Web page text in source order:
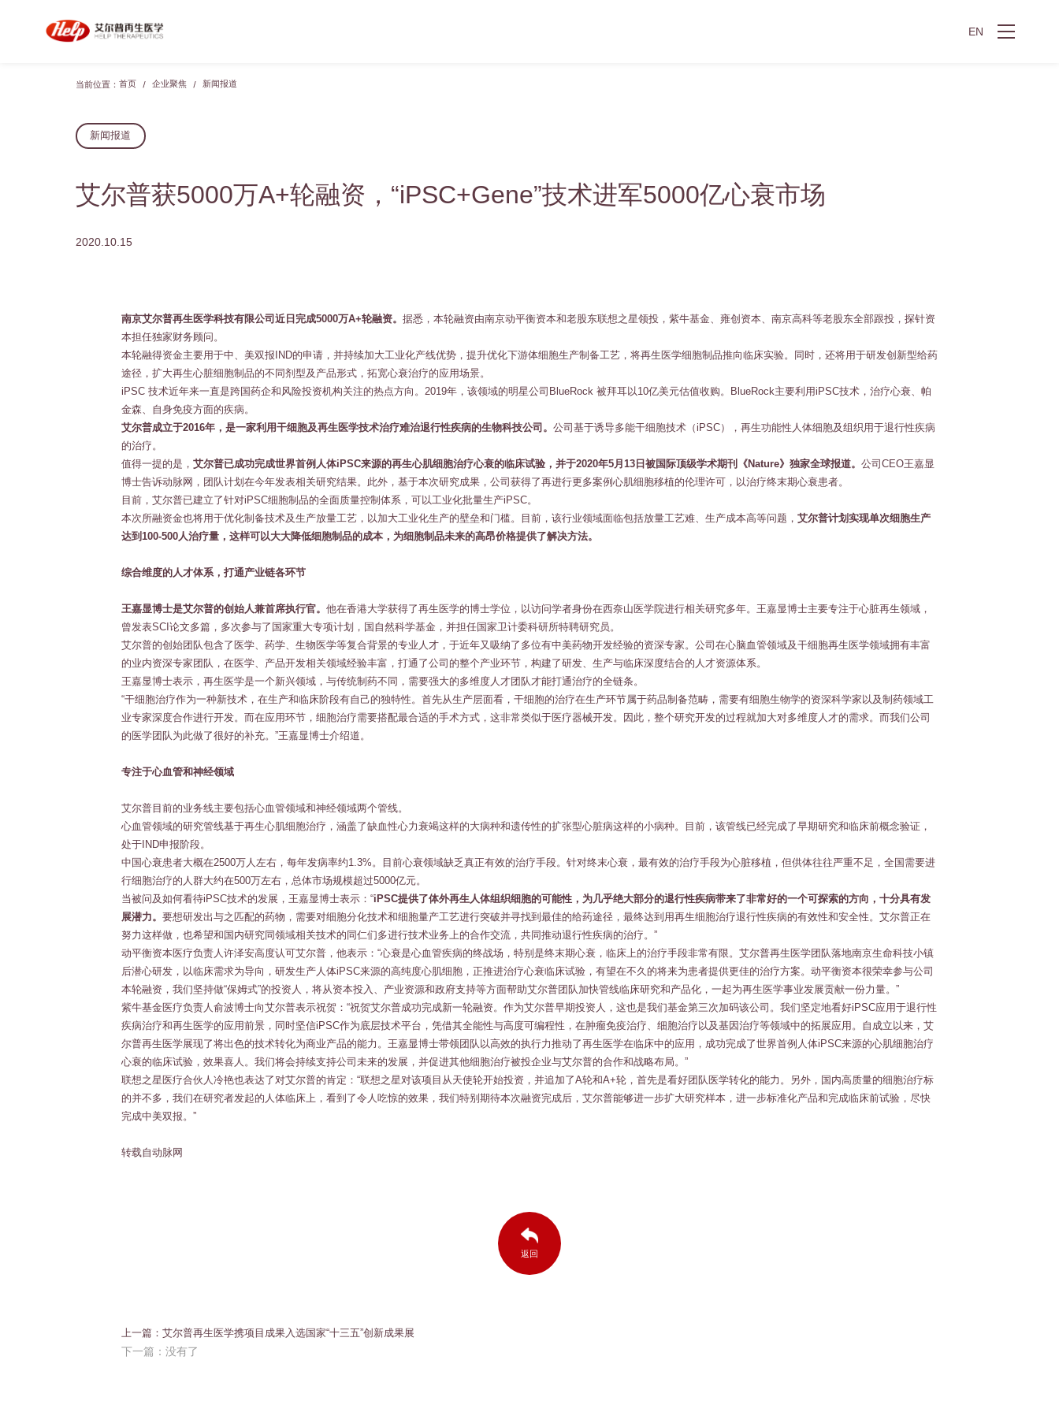
EN
当前位置：
新闻报道
艾尔普获5000万A+轮融资，“iPSC+Gene”技术进军5000亿心衰市场
2020.10.15
南京艾尔普再生医学科技有限公司近日完成5000万A+轮融资。 据悉，本轮融资由南京动平衡资本和老股东联想之星领投，紫牛基金、雍创资本、南京高科等老股东全部跟投，探针资
本担任独家财务顾问。
本轮融得资金主要用于中、美双报IND的申请，并持续加大工业化产线优势，提升优化下游体细胞生产制备工艺，将再生医学细胞制品推向临床实验。同时，还将用于研发创新型给药
途径，扩大再生心脏细胞制品的不同剂型及产品形式，拓宽心衰治疗的应用场景。
iPSC 技术近年来一直是跨国药企和风险投资机构关注的热点方向。2019年，该领域的明星公司BlueRock 被拜耳以10亿美元估值收购。BlueRock主要利用iPSC技术，治疗心衰、帕
金森、自身免疫方面的疾病。
艾尔普成立于2016年，是一家利用干细胞及再生医学技术治疗难治退行性疾病的生物科技公司。 公司基于诱导多能干细胞技术（iPSC），再生功能性人体细胞及组织用于退行性疾病
的治疗。
值得一提的是， 艾尔普已成功完成世界首例人体iPSC来源的再生心肌细胞治疗心衰的临床试验，并于2020年5月13日被国际顶级学术期刊《Nature》独家全球报道。 公司CEO王嘉显
博士告诉动脉网，团队计划在今年发表相关研究结果。此外，基于本次研究成果，公司获得了再进行更多案例心肌细胞移植的伦理许可，以治疗终末期心衰患者。
目前，艾尔普已建立了针对iPSC细胞制品的全面质量控制体系，可以工业化批量生产iPSC。
本次所融资金也将用于优化制备技术及生产放量工艺，以加大工业化生产的壁垒和门槛。目前，该行业领域面临包括放量工艺难、生产成本高等问题， 艾尔普计划实现单次细胞生产
达到100-500人治疗量，这样可以大大降低细胞制品的成本，为细胞制品未来的高昂价格提供了解决方法。
综合维度的人才体系，打通产业链各环节
王嘉显博士是艾尔普的创始人兼首席执行官。 他在香港大学获得了再生医学的博士学位，以访问学者身份在西奈山医学院进行相关研究多年。王嘉显博士主要专注于心脏再生领域，
曾发表SCI论文多篇，多次参与了国家重大专项计划，国自然科学基金，并担任国家卫计委科研所特聘研究员。
艾尔普的创始团队包含了医学、药学、生物医学等复合背景的专业人才，于近年又吸纳了多位有中美药物开发经验的资深专家。公司在心脑血管领域及干细胞再生医学领域拥有丰富
的业内资深专家团队，在医学、产品开发相关领域经验丰富，打通了公司的整个产业环节，构建了研发、生产与临床深度结合的人才资源体系。
王嘉显博士表示，再生医学是一个新兴领域，与传统制药不同，需要强大的多维度人才团队才能打通治疗的全链条。
“干细胞治疗作为一种新技术，在生产和临床阶段有自己的独特性。首先从生产层面看，干细胞的治疗在生产环节属于药品制备范畴，需要有细胞生物学的资深科学家以及制药领域工
业专家深度合作进行开发。而在应用环节，细胞治疗需要搭配最合适的手术方式，这非常类似于医疗器械开发。因此，整个研究开发的过程就加大对多维度人才的需求。而我们公司
的医学团队为此做了很好的补充。”王嘉显博士介绍道。
专注于心血管和神经领域
艾尔普目前的业务线主要包括心血管领域和神经领域两个管线。
心血管领域的研究管线基于再生心肌细胞治疗，涵盖了缺血性心力衰竭这样的大病种和遗传性的扩张型心脏病这样的小病种。目前，该管线已经完成了早期研究和临床前概念验证，
处于IND申报阶段。
中国心衰患者大概在2500万人左右，每年发病率约1.3%。目前心衰领域缺乏真正有效的治疗手段。针对终末心衰，最有效的治疗手段为心脏移植，但供体往往严重不足，全国需要进
行细胞治疗的人群大约在500万左右，总体市场规模超过5000亿元。
当被问及如何看待iPSC技术的发展，王嘉显博士表示：“iPSC提供了体外再生人体组织细胞的可能性，为几乎绝大部分的退行性疾病带来了非常好的一个可探索的方向，十分具有发
展潜力。 要想研发出与之匹配的药物，需要对细胞分化技术和细胞量产工艺进行突破并寻找到最佳的给药途径，最终达到用再生细胞治疗退行性疾病的有效性和安全性。艾尔普正在
努力这样做，也希望和国内研究同领域相关技术的同仁们多进行技术业务上的合作交流，共同推动退行性疾病的治疗。”
动平衡资本医疗负责人许泽安高度认可艾尔普，他表示：“心衰是心血管疾病的终战场，特别是终末期心衰，临床上的治疗手段非常有限。艾尔普再生医学团队落地南京生命科技小镇
后潜心研发，以临床需求为导向，研发生产人体iPSC来源的高纯度心肌细胞，正推进治疗心衰临床试验，有望在不久的将来为患者提供更佳的治疗方案。动平衡资本很荣幸参与公司
本轮融资，我们坚持做“保姆式”的投资人，将从资本投入、产业资源和政府支持等方面帮助艾尔普团队加快管线临床研究和产品化，一起为再生医学事业发展贡献一份力量。”
紫牛基金医疗负责人俞波博士向艾尔普表示祝贺：“祝贺艾尔普成功完成新一轮融资。作为艾尔普早期投资人，这也是我们基金第三次加码该公司。我们坚定地看好iPSC应用于退行性
疾病治疗和再生医学的应用前景，同时坚信iPSC作为底层技术平台，凭借其全能性与高度可编程性，在肿瘤免疫治疗、细胞治疗以及基因治疗等领域中的拓展应用。自成立以来，艾
尔普再生医学展现了将出色的技术转化为商业产品的能力。王嘉显博士带领团队以高效的执行力推动了再生医学在临床中的应用，成功完成了世界首例人体iPSC来源的心肌细胞治疗
心衰的临床试验，效果喜人。我们将会持续支持公司未来的发展，并促进其他细胞治疗被投企业与艾尔普的合作和战略布局。”
联想之星医疗合伙人冷艳也表达了对艾尔普的肯定：“联想之星对该项目从天使轮开始投资，并追加了A轮和A+轮，首先是看好团队医学转化的能力。另外，国内高质量的细胞治疗标
的并不多，我们在研究者发起的人体临床上，看到了令人吃惊的效果，我们特别期待本次融资完成后，艾尔普能够进一步扩大研究样本，进一步标准化产品和完成临床前试验，尽快
完成中美双报。”
转载自动脉网
返回
上一篇：艾尔普再生医学携项目成果入选国家“十三五”创新成果展